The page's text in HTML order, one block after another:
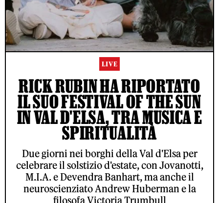
LIVE
RICK RUBIN HA RIPORTATO
IL SUO FESTIVAL OF THE SUN
IN VAL D'ELSA, TRA MUSICA E
SPIRITUALITÀ
Due giorni nei borghi della Val d'Elsa per
celebrare il solstizio d'estate, con Jovanotti,
M.I.A. e Devendra Banhart, ma anche il
neuroscienziato Andrew Huberman e la
filosofa Victoria Trumbull